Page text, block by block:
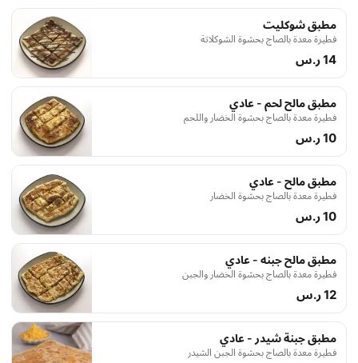
مطبق شوكليت
فطيرة معدة بالصاج بحشوة الشوكلاتة
14 ر.س
مطبق مالح لحم - عادي
فطيرة معدة بالصاج بحشوة الخضار واللحم
10 ر.س
مطبق مالح - عادي
فطيرة معدة بالصاج بحشوة الخضار
10 ر.س
مطبق مالح جبنه - عادي
فطيرة معدة بالصاج بحشوة الخضار والجبن
12 ر.س
مطبق جبنة شيدر - عادي
فطيرة معدة بالصاج بحشوة الجبن الشيدر